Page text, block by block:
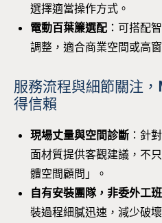
選擇適當操作方式。
電動百葉簾選配 ：可搭配
調整，適合商業空間或高
服務流程與細節關注，
得信賴
現場丈量與空間診斷 ：針
面材質提供客觀建議，不
體空間顧問」。
自有安裝團隊，非委外工班
裝過程細膩迅速，減少破